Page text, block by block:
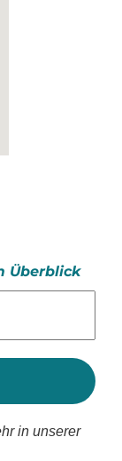
Überblick
in unserer